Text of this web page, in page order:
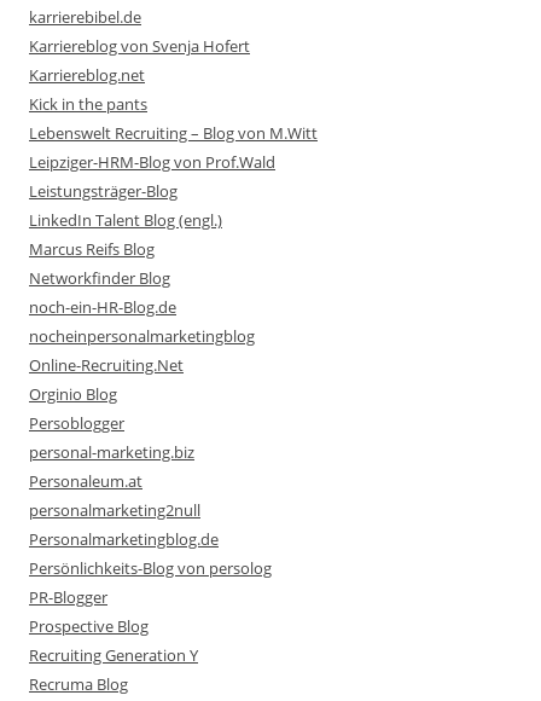
karrierebibel.de
Karriereblog von Svenja Hofert
Karriereblog.net
Kick in the pants
Lebenswelt Recruiting – Blog von M.Witt
Leipziger-HRM-Blog von Prof.Wald
Leistungsträger-Blog
LinkedIn Talent Blog (engl.)
Marcus Reifs Blog
Networkfinder Blog
noch-ein-HR-Blog.de
nocheinpersonalmarketingblog
Online-Recruiting.Net
Orginio Blog
Persoblogger
personal-marketing.biz
Personaleum.at
personalmarketing2null
Personalmarketingblog.de
Persönlichkeits-Blog von persolog
PR-Blogger
Prospective Blog
Recruiting Generation Y
Recruma Blog